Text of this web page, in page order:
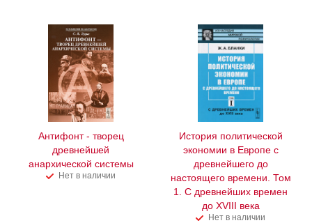
Антифонт - творец
древнейшей
анархической системы
Нет в наличии
История политической
экономии в Европе с
древнейшего до
настоящего времени. Том
1. С древнейших времен
до XVIII века
Нет в наличии